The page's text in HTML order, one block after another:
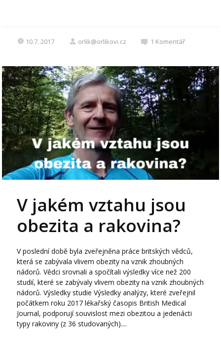
10.7. 2017 orlik@orlikovi.cz 1 Komentář
V jakém vztahu jsou
obezita a rakovina?
V poslední době byla zveřejněna práce britských vědců,
která se zabývala vlivem obezity na vznik zhoubných
nádorů. Vědci srovnali a spočítali výsledky více než 200
studií, které se zabývaly vlivem obezity na vznik zhoubných
nádorů. Výsledky studie Výsledky analýzy, které zveřejnil
počátkem roku 2017 lékařský časopis British Medical
Journal, podporují souvislost mezi obezitou a jedenácti
typy rakoviny (z 36 studovaných)....